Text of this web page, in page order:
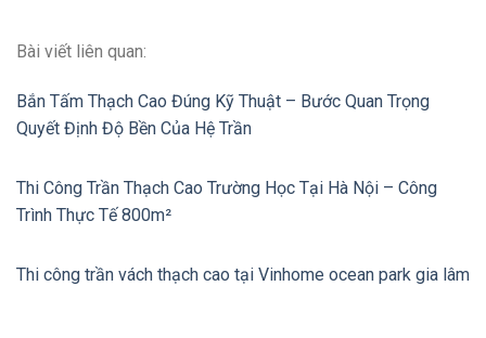
Bài viết liên quan:
Bắn Tấm Thạch Cao Đúng Kỹ Thuật – Bước Quan Trọng
Quyết Định Độ Bền Của Hệ Trần
Thi Công Trần Thạch Cao Trường Học Tại Hà Nội – Công
Trình Thực Tế 800m²
Thi công trần vách thạch cao tại Vinhome ocean park gia lâm